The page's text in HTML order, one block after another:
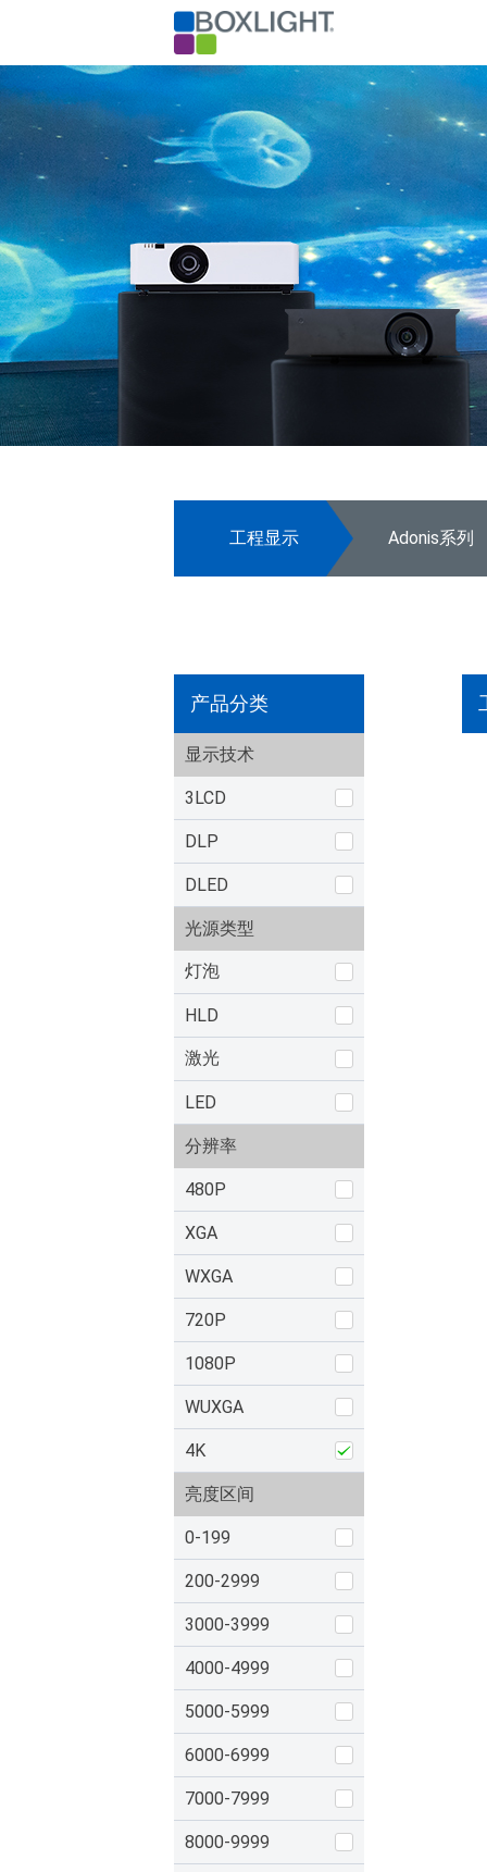
工程显示 Adonis系列
产品分类
显示技术
3LCD
DLP
DLED
光源类型
灯泡
HLD
激光
LED
分辨率
480P
XGA
WXGA
720P
1080P
WUXGA
4K
亮度区间
0-199
200-2999
3000-3999
4000-4999
5000-5999
6000-6999
7000-7999
8000-9999